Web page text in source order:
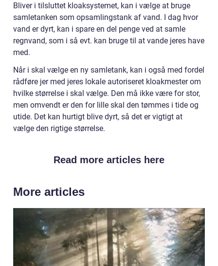
Bliver i tilsluttet kloaksystemet, kan i vælge at bruge
samletanken som opsamlingstank af vand. I dag hvor
vand er dyrt, kan i spare en del penge ved at samle
regnvand, som i så evt. kan bruge til at vande jeres have
med.
Når i skal vælge en ny samletank, kan i også med fordel
rådføre jer med jeres lokale autoriseret kloakmester om
hvilke størrelse i skal vælge. Den må ikke være for stor,
men omvendt er den for lille skal den tømmes i tide og
utide. Det kan hurtigt blive dyrt, så det er vigtigt at
vælge den rigtige størrelse.
Read more articles here
More articles